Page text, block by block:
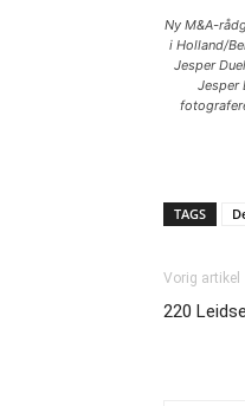
Ny M&A-
i Holland/
Jesper
Jesper
TAGS
Vorig artikel
220